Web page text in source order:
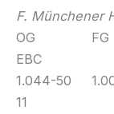
F. Münchener
OG
EBC
1.044-50
11